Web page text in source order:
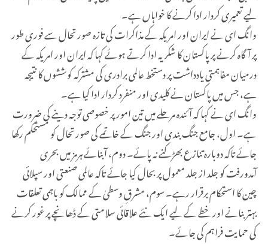
لیے تعمیری کردار ادا کرنے کا خواہاں ہے۔
وانگ ای نے ایران اور امریکہ کے مذاکرات کی تازہ صورتحال سے فوری طور
پر آگاہ کرنے پر پاکستان کا شکریہ ادا کرتے ہوئے کہا کہ ایران اور امریکہ کے
درمیان مفاہمتی یادداشت پر دستخط عالمی برادری کی مشترکہ کوششوں کا نتیجہ
ہے، جس میں پاکستان نے کلیدی اور منفرد کردار ادا کیا ہے۔
وانگ ای نے کہا کہ آئندہ مرحلے میں تین امور پر خصوصی توجہ دینے کی ضرورت
ہے۔ اول، جامع جنگ بندی اور جنگ کے خاتمے کی صورتحال کو مستحکم رکھا
جائے تاکہ دوبارہ تنازع بھڑکنے نہ پائے۔ دوم، آبنائے ہرمز میں بحری
آمدورفت کو جلد از جلد معمول پر بحال کیا جائے تاکہ عالمی صنعتی اور سپلائی
چین کا استحکام برقرار رہے۔ سوم، مشرقِ وسطیٰ کے ممالک کو باہمی تعلقات
بہتر بنانے اور خطے کے لیے ایک نئے علاقائی سلامتی کے ڈھانچے پر غور کرنے
کی حمایت فراہم کی جائے۔